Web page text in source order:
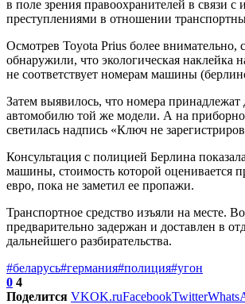
в поле зрения правоохранителей в связи
преступлениями в отношении
Осмотрев Toyota Prius более внимательно,
обнаружили, что экологическая наклейка
не соответствует номерам машины
Затем выявилось, что номера принадлежат
автомобилю той же модели. А на
светилась надпись «Ключ не
Консультация с полицией Берлина
машины, стоимость которой оценивается
евро, пока не заметил ее пропажи.
Транспортное средство изъяли на месте.
предварительно задержан и доставлен в
дальнейшего разбирательства.
#беларусь#германия#полиция#угон
0 4
Поделится VKOK.ruFacebookTwitter